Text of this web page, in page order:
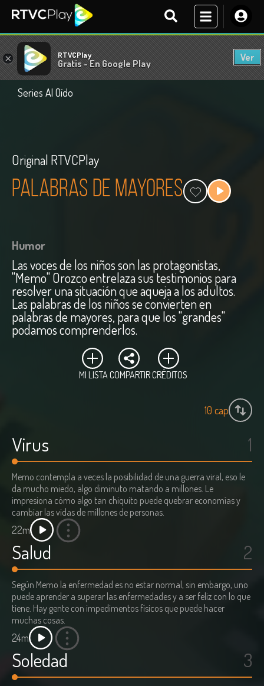
× RTVCPlay
Gratis - En Google Play
Ver
Series Al Oído
Original RTVCPlay
Palabras de mayores
Humor
Las voces de los niños son las protagonistas,
"Memo" Orozco entrelaza sus testimonios para
resolver una situación que aqueja a los adultos.
Las palabras de los niños se convierten en
palabras de mayores, para que los "grandes"
podamos comprenderlos.
MI LISTACOMPARTIRCRÉDITOS
10 cap
Virus 1
Memo contempla a veces la posibilidad de una guerra viral, eso le
da mucho miedo, algo diminuto matando a millones. Le
impresiona cómo algo tan chiquito puede quebrar economías y
cambiar las vidas de millones de personas.
22m
Salud 2
Según Memo la enfermedad es no estar normal, sin embargo, uno
puede aprender a superar las enfermedades y a ser feliz con lo que
tiene. Hay gente con impedimentos físicos que puede hacer
muchas cosas.
24m
Soledad 3